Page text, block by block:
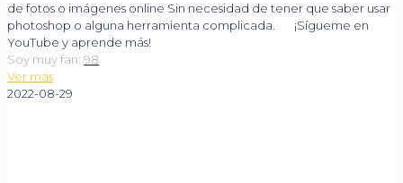
de fotos o imágenes online Sin necesidad de tener que saber usar
photoshop o alguna herramienta complicada. ¡Sígueme en
YouTube y aprende más!
Soy muy fan: 98
Ver más
2022-08-29